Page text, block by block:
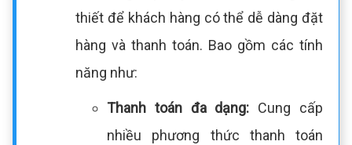
thiết để khách hàng có thể dễ dàng đặt
hàng và thanh toán. Bao gồm các tính
năng như:
Thanh toán đa dạng: Cung cấp
nhiều phương thức thanh toán